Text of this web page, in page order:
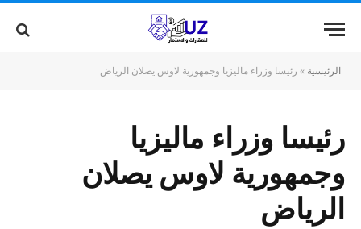
الرئيسية » رئيسا وزراء ماليزيا وجمهورية لاوس يصلان الرياض
رئيسا وزراء ماليزيا
وجمهورية لاوس يصلان
الرياض